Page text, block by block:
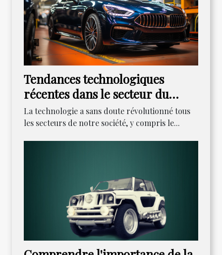
Tendances technologiques
récentes dans le secteur du
dépannage automobile
La technologie a sans doute révolutionné tous
les secteurs de notre société, y compris le...